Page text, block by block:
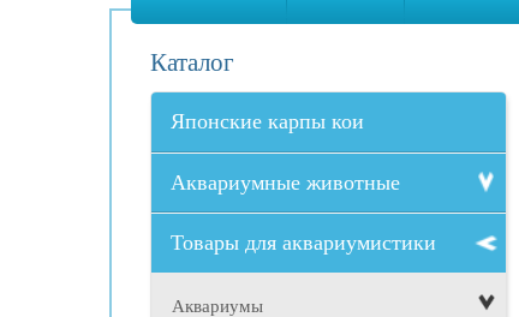
Каталог
Японские карпы кои
Аквариумные животные
Товары для аквариумистики
Аквариумы